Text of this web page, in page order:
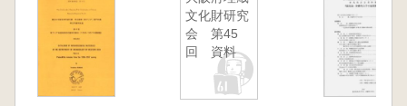
文化財研究
会 第45
回 資料